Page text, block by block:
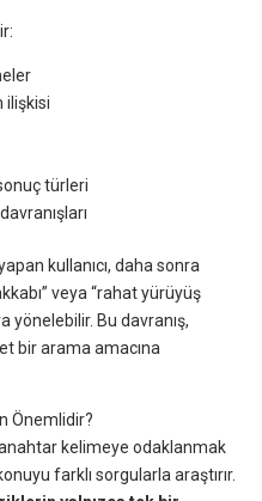
ilişkisi
türleri
kullanıcı, daha sonra
veya “rahat yürüyüş
yönelebilir. Bu davranış,
bir arama amacına
Önemlidir?
kelimeye odaklanmak
farklı sorgularla araştırır.